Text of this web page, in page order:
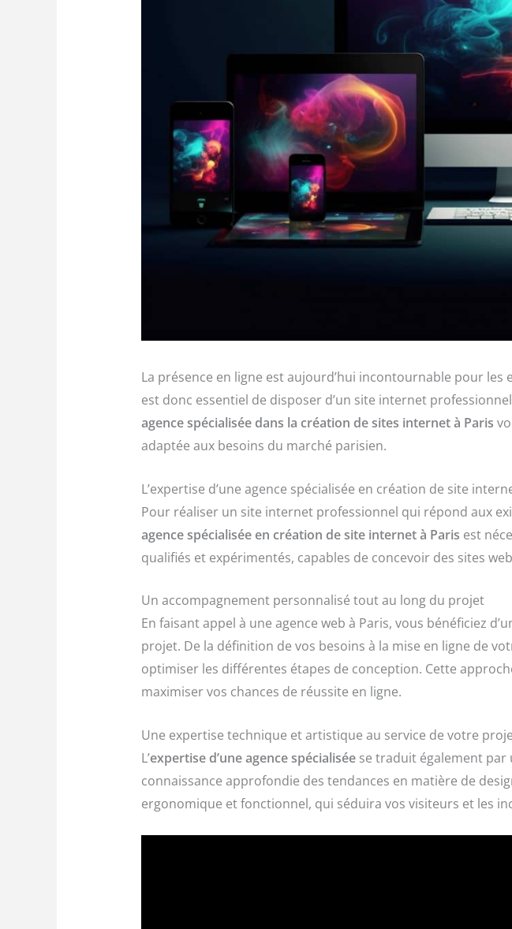
La présence en ligne est aujourd’hui incontournable pour
est donc essentiel de disposer d’un site internet
agence spécialisée dans la création de sites internet à Paris
adaptée aux besoins du marché parisien.
L’expertise d’une agence spécialisée en création de site
Pour réaliser un site internet professionnel qui répond aux
agence spécialisée en création de site internet à Paris est
qualifiés et expérimentés, capables de concevoir des sites
Un accompagnement personnalisé tout au long du projet
En faisant appel à une agence web à Paris, vous bénéficiez
projet. De la définition de vos besoins à la mise en ligne de
optimiser les différentes étapes de conception. Cette
maximiser vos chances de réussite en ligne.
Une expertise technique et artistique au service de votre
L’expertise d’une agence spécialisée se traduit également par
connaissance approfondie des tendances en matière de
ergonomique et fonctionnel, qui séduira vos visiteurs et les